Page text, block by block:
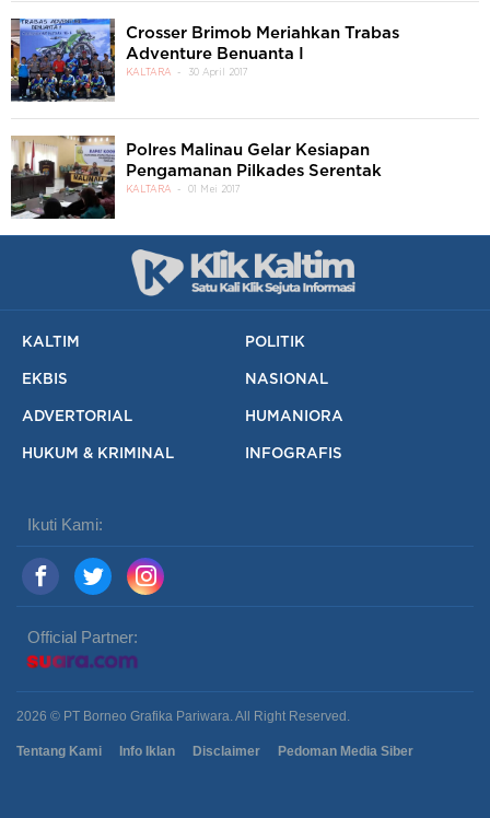
Crosser Brimob Meriahkan Trabas
Adventure Benuanta I
KALTARA 30 April 2017
Polres Malinau Gelar Kesiapan
Pengamanan Pilkades Serentak
KALTARA 01 Mei 2017
KALTIM POLITIK
EKBIS NASIONAL
ADVERTORIAL HUMANIORA
HUKUM & KRIMINAL INFOGRAFIS
Ikuti Kami:
Official Partner:
2026 © PT Borneo Grafika Pariwara. All Right Reserved.
Tentang Kami Info Iklan Disclaimer Pedoman Media Siber